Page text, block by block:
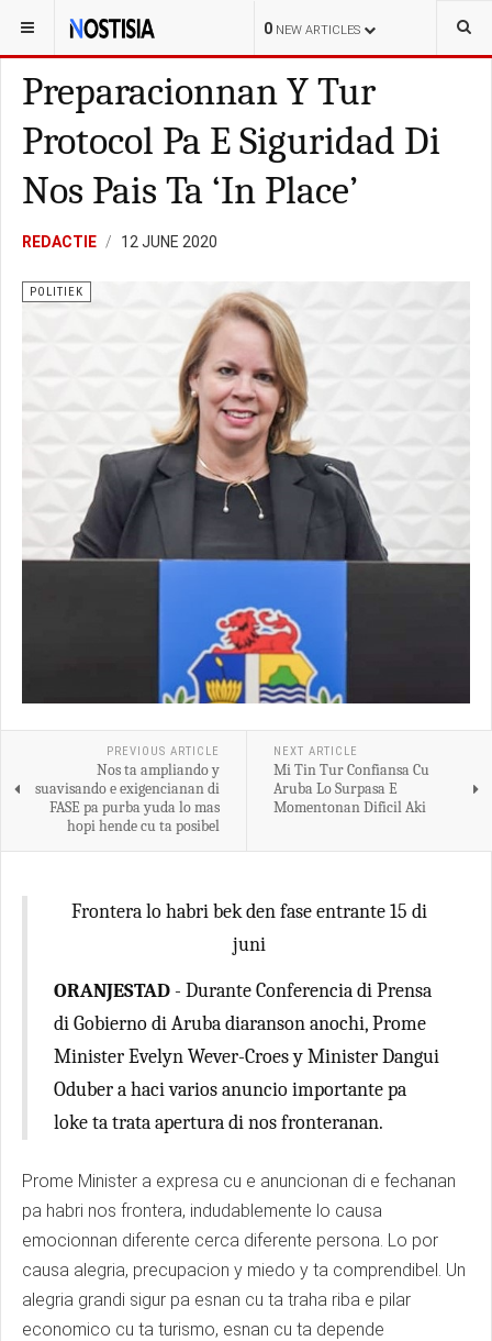
0 NEW ARTICLES
YOU ARE HERE: ARUBA POLITIEK
Preparacionnan Y Tur
Protocol Pa E Siguridad Di
Nos Pais Ta ‘In Place’
REDACTIE 12 JUNE 2020
POLITIEK
PREVIOUS ARTICLE
Nos ta ampliando y
suavisando e exigencianan di
FASE pa purba yuda lo mas
hopi hende cu ta posibel
NEXT ARTICLE
Mi Tin Tur Confiansa Cu
Aruba Lo Surpasa E
Momentonan Dificil Aki
Frontera lo habri bek den fase entrante 15 di
juni
ORANJESTAD - Durante Conferencia di Prensa
di Gobierno di Aruba diaranson anochi, Prome
Minister Evelyn Wever-Croes y Minister Dangui
Oduber a haci varios anuncio importante pa
loke ta trata apertura di nos fronteranan.
Prome Minister a expresa cu e anuncionan di e fechanan
pa habri nos frontera, indudablemente lo causa
emocionnan diferente cerca diferente persona. Lo por
causa alegria, precupacion y miedo y ta comprendibel. Un
alegria grandi sigur pa esnan cu ta traha riba e pilar
economico cu ta turismo, esnan cu ta depende